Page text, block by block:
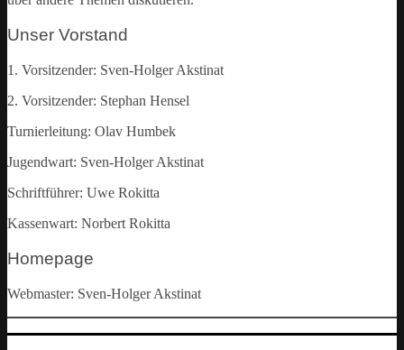
Unser Vorstand
1. Vorsitzender: Sven-Holger Akstinat
2. Vorsitzender: Stephan Hensel
Turnierleitung: Olav Humbek
Jugendwart: Sven-Holger Akstinat
Schriftführer: Uwe Rokitta
Kassenwart: Norbert Rokitta
Homepage
Webmaster: Sven-Holger Akstinat